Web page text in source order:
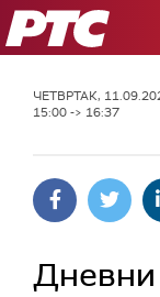
РТС
ЧЕТВРТАК,
15:00 -> 16:37
Дневни